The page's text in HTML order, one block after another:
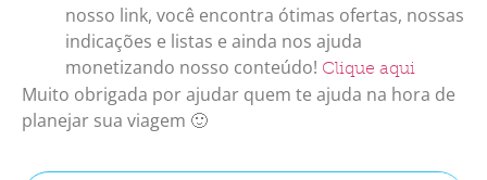
nosso link, você encontra ótimas ofertas, nossas
indicações e listas e ainda nos ajuda
monetizando nosso conteúdo! Clique aqui
Muito obrigada por ajudar quem te ajuda na hora de
planejar sua viagem 🙂